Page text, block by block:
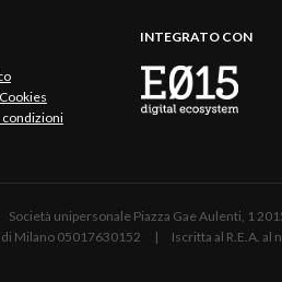
condizioni
INTEGRATO CON
unipersonale Piazza Gae
Milano 05017630152 | Iscritta al R.E.A. al